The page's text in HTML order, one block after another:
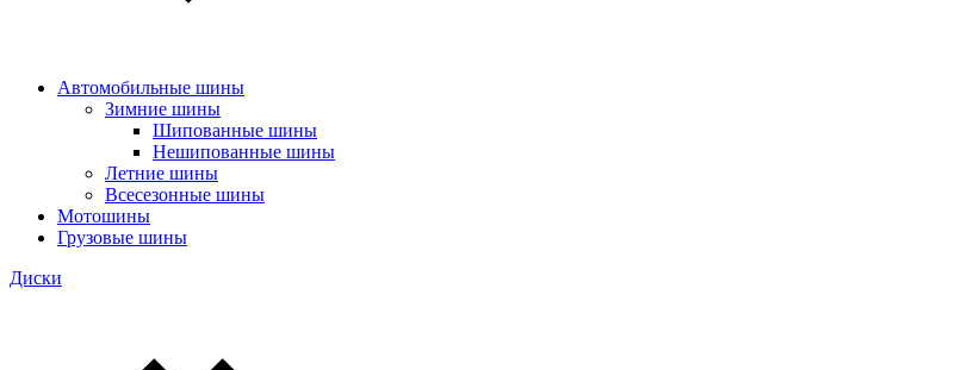
Автомобильные шины
Зимние шины
Шипованные шины
Нешипованные шины
Летние шины
Всесезонные шины
Мотошины
Грузовые шины
Диски